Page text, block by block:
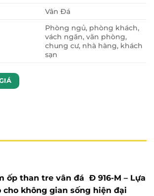
Vân Đá
Phòng ngủ, phòng khách,
vách ngăn, văn phòng,
chung cư, nhà hàng, khách
sạn
ốp than tre vân đá Đ 916-M – Lựa
cho không gian sống hiện đại